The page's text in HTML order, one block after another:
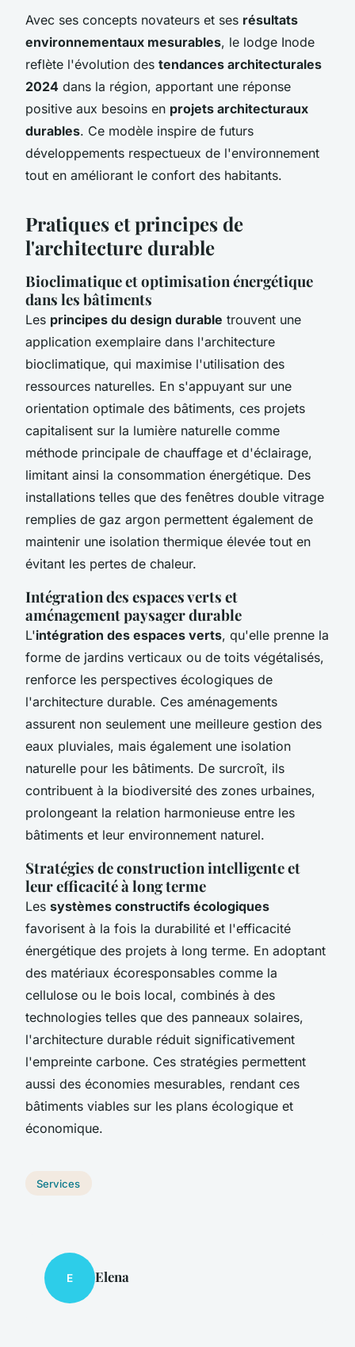
Avec ses concepts novateurs et ses résultats
environnementaux mesurables, le lodge Inode
reflète l'évolution des tendances architecturales
2024 dans la région, apportant une réponse
positive aux besoins en projets architecturaux
durables. Ce modèle inspire de futurs
développements respectueux de l'environnement
tout en améliorant le confort des habitants.
Pratiques et principes de
l'architecture durable
Bioclimatique et optimisation énergétique
dans les bâtiments
Les principes du design durable trouvent une
application exemplaire dans l'architecture
bioclimatique, qui maximise l'utilisation des
ressources naturelles. En s'appuyant sur une
orientation optimale des bâtiments, ces projets
capitalisent sur la lumière naturelle comme
méthode principale de chauffage et d'éclairage,
limitant ainsi la consommation énergétique. Des
installations telles que des fenêtres double vitrage
remplies de gaz argon permettent également de
maintenir une isolation thermique élevée tout en
évitant les pertes de chaleur.
Intégration des espaces verts et
aménagement paysager durable
L'intégration des espaces verts, qu'elle prenne la
forme de jardins verticaux ou de toits végétalisés,
renforce les perspectives écologiques de
l'architecture durable. Ces aménagements
assurent non seulement une meilleure gestion des
eaux pluviales, mais également une isolation
naturelle pour les bâtiments. De surcroît, ils
contribuent à la biodiversité des zones urbaines,
prolongeant la relation harmonieuse entre les
bâtiments et leur environnement naturel.
Stratégies de construction intelligente et
leur efficacité à long terme
Les systèmes constructifs écologiques
favorisent à la fois la durabilité et l'efficacité
énergétique des projets à long terme. En adoptant
des matériaux écoresponsables comme la
cellulose ou le bois local, combinés à des
technologies telles que des panneaux solaires,
l'architecture durable réduit significativement
l'empreinte carbone. Ces stratégies permettent
aussi des économies mesurables, rendant ces
bâtiments viables sur les plans écologique et
économique.
Services
E Elena